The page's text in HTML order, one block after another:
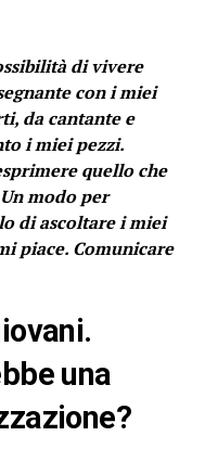
di vivere
con i miei
da cantante e
i miei pezzi.
quello che
modo per
di ascoltare i miei
piace. Comunicare
una